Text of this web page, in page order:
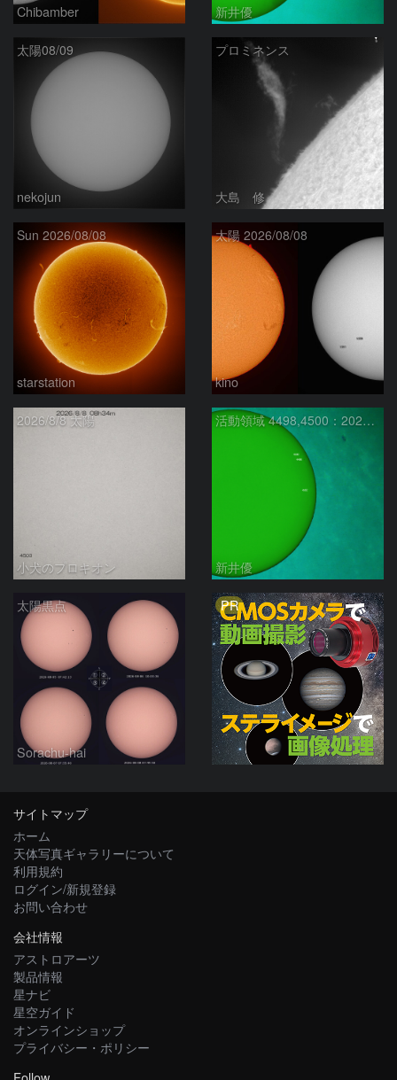
Chibamber 新井優
太陽08/09
nekojun
プロミネンス
大島 修
Sun 2026/08/08
starstation
太陽 2026/08/08
kino
2026/8/8 太陽
小犬のプロキオン
活動領域 4498,4500：2026/08/08
新井優
太陽黒点
Sorachu-hai
PR
サイトマップ
ホーム
天体写真ギャラリーについて
利用規約
ログイン/新規登録
お問い合わせ
会社情報
アストロアーツ
製品情報
星ナビ
星空ガイド
オンラインショップ
プライバシー・ポリシー